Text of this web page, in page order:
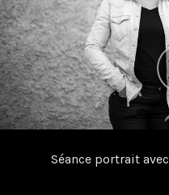
Eléonore
Séance portrait avec